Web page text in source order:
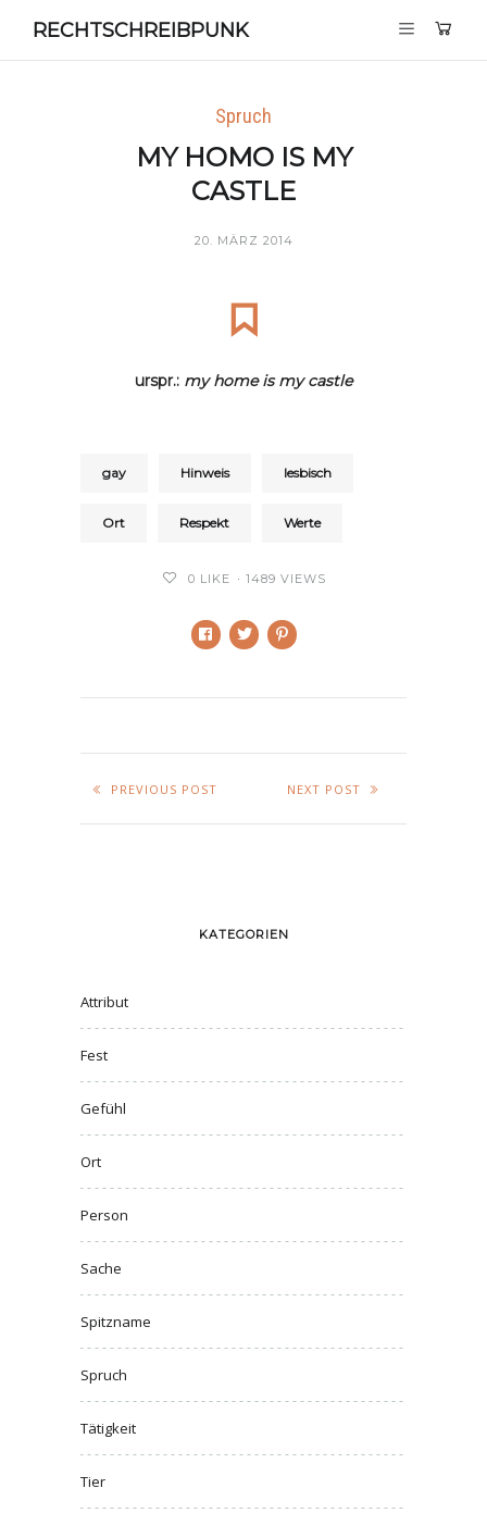
RECHTSCHREIBPUNK
Spruch
MY HOMO IS MY
CASTLE
20. MÄRZ 2014
urspr.: my home is my castle
gay Hinweis lesbisch
Ort Respekt Werte
0 LIKE 1489 VIEWS
PREVIOUS POST NEXT POST
KATEGORIEN
Attribut
Fest
Gefühl
Ort
Person
Sache
Spitzname
Spruch
Tätigkeit
Tier